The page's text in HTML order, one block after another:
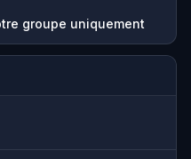
groupe uniquement